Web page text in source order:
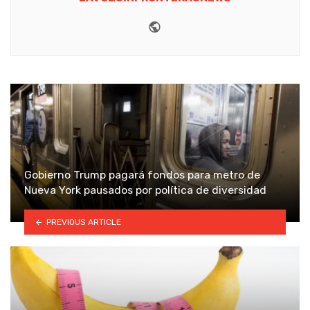
Gobierno Trump pagará fondos para metro de
Nueva York pausados por política de diversidad
PREVIOUS ARTICLE